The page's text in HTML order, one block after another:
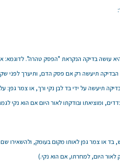
עושה בדיקה הנקראת "הפסק טהרה". לדוגמא:
הבדיקה תיעשה רק אם פסק הדם, ותיערך לפני
תיעשה על ידי בד לבן נקי ורך, או צמר גפן:
ומוציאתו ובודקתו לאור היום אם הוא נקי
בד או צמר גפן לאותו מקום בעומק, ולהשאירו
היום, למחרתו, אם הוא נקי.)